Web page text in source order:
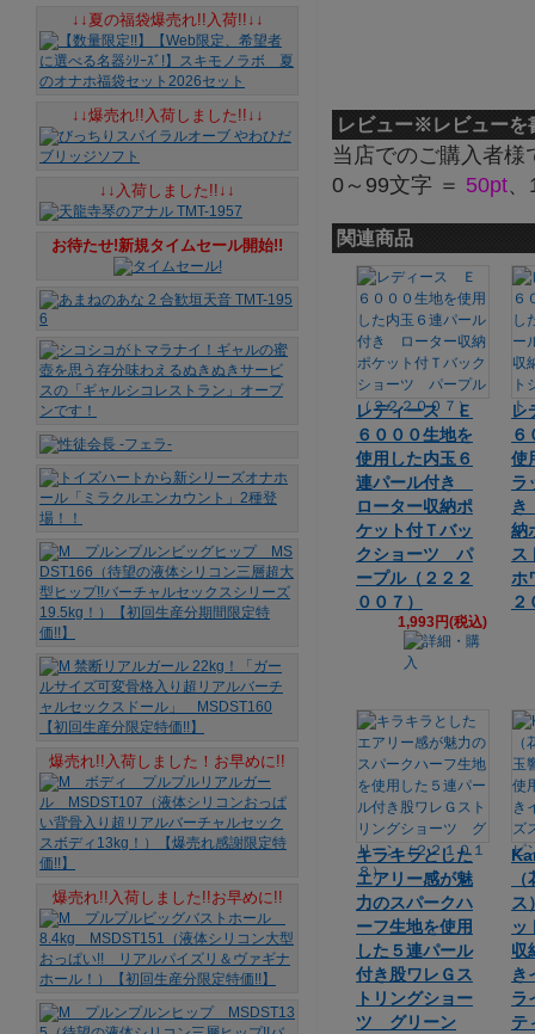
レビュー※レビューを
当店でのご購入者
0～99文字 ＝ 50pt
関連商品
レディース Ｅ
６０００生地を
使用した内玉６
連パール付き
ローター収納ポ
ケット付Ｔバッ
クショーツ パ
ープル（２２２
００７）
1,993円(税込)
レ
６
使
ラ
き
納
ホ
２
キラキラとした
エアリー感が魅
力のスパークハ
ーフ生地を使用
した５連パール
付き股ワレＧス
トリングショー
ツ グリーン
ッ
収
き
ラ
テ
↓↓夏の福袋爆売れ!!入荷!!↓↓
↓↓爆売れ!!入荷しました!!↓↓
↓↓入荷しました!!↓↓
お待たせ!新規タイムセール開始!!
爆売れ!!入荷しました！お早めに!!
爆売れ!!入荷しました!!お早めに!!